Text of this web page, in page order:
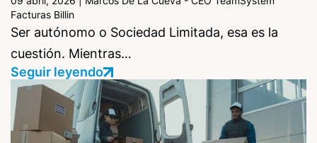
Facturas Billin
Ser autónomo o Sociedad Limitada, esa es la
cuestión. Mientras…
Seguir leyendo